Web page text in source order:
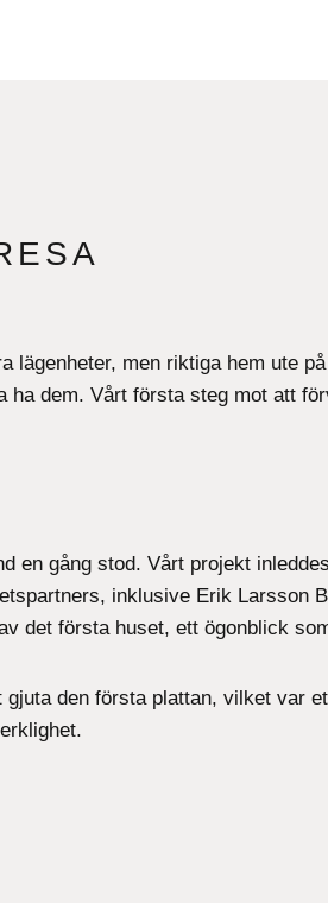
men riktiga hem ute
dem. Vårt första steg mot att
en gång stod. Vårt projekt
inklusive Erik Larsson
det första huset, ett ögonblick
den första plattan, vilket var